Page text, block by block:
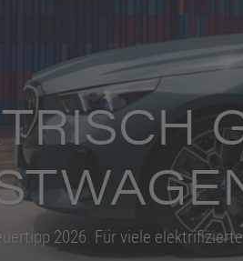
2026. Für viele elektrifizierte